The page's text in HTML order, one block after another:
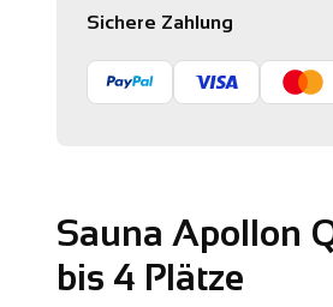
Sichere Zahlung
Sauna Apollon
bis 4 Plätze